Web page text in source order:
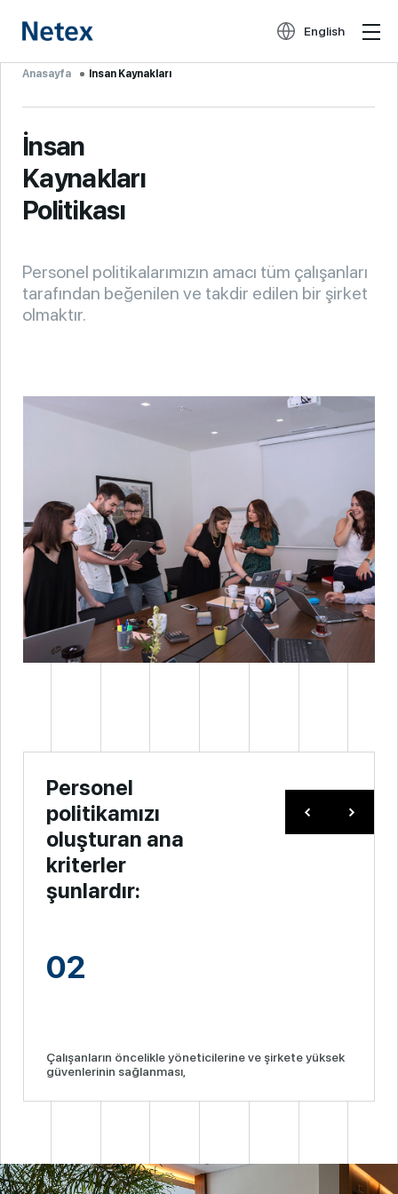
English
Anasayfa İnsan Kaynakları
İnsan
Kaynakları
Politikası
Personel politikalarımızın amacı tüm çalışanları
tarafından beğenilen ve takdir edilen bir şirket
olmaktır.
Personel
politikamızı
oluşturan ana
kriterler
şunlardır:
02
Çalışanların öncelikle yöneticilerine ve şirkete yüksek
güvenlerinin sağlanması,